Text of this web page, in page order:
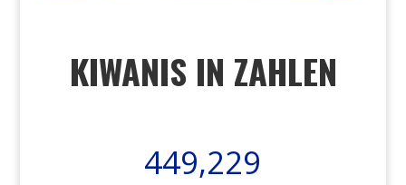
KIWANIS IN ZAHLEN
449,229